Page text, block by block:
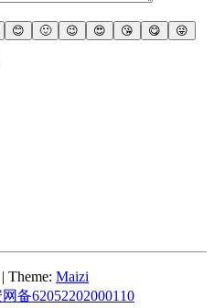
😊 🙂 😉 😍 😘 😋
😜
| Theme: Maizi
备62052202000110